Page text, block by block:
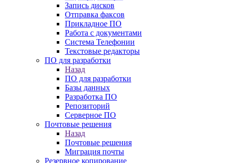
Запись дисков
Отправка факсов
Прикладное ПО
Работа с документами
Система Телефонии
Текстовые редакторы
ПО для разработки
Назад
ПО для разработки
Базы данных
Разработка ПО
Репозиторий
Серверное ПО
Почтовые решения
Назад
Почтовые решения
Миграция почты
Резервное копирование